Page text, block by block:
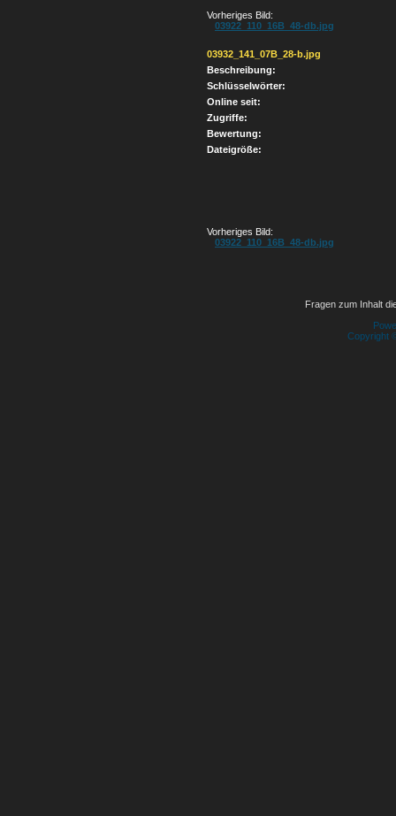
Vorheriges Bild:
03922_110_16B_48-db.jpg
03932_141_07B_28-b.jpg
Beschreibung:
Schlüsselwörter:
Online seit:
Zugriffe:
Bewertung:
Dateigröße:
Vorheriges Bild:
03922_110_16B_48-db.jpg
Fragen zum Inhalt
Copyright